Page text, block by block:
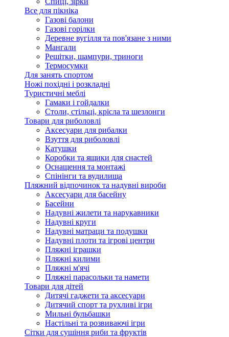
Все для пікніка
Газові балони
Газові горілки
Деревне вугілля та пов'язане з ними
Мангали
Решітки, шампури, триноги
Термосумки
Для занять спортом
Ножі похідні і розкладні
Туристичні меблі
Гамаки і гойдалки
Столи, стільці, крісла та шезлонги
Товари для риболовлі
Аксесуари для рибалки
Взуття для риболовлі
Катушки
Коробки та ящики для снастей
Оснащення та монтажі
Спінінги та вудилища
Пляжний відпочинок та надувні вироби
Аксесуари для басейну
Басейни
Надувні жилети та нарукавники
Надувні круги
Надувні матраци та подушки
Надувні плоти та ігрові центри
Пляжні іграшки
Пляжні килими
Пляжні м'ячі
Пляжні парасольки та намети
Товари для дітей
Дитячі гаджети та аксесуари
Дитячий спорт та рухливі ігри
Мильні бульбашки
Настільні та розвиваючі ігри
Сітки для сушіння риби та фруктів